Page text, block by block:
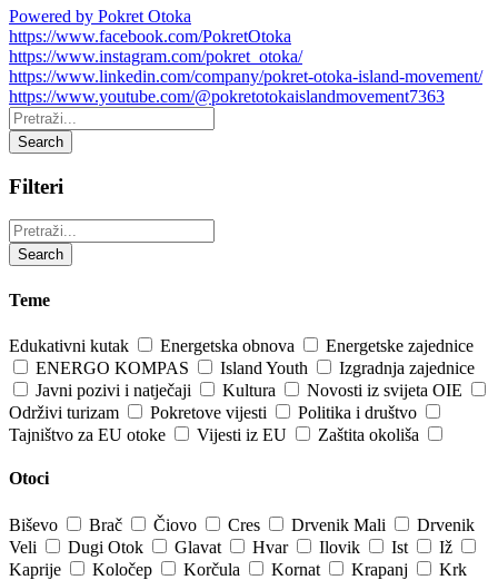
Powered by Pokret Otoka
https://www.facebook.com/PokretOtoka
https://www.instagram.com/pokret_otoka/
https://www.linkedin.com/company/pokret-otoka-island-movement/
https://www.youtube.com/@pokretotokaislandmovement7363
Pretraži:
Search
Filteri
Pretraži:
Search
Teme
Edukativni kutak Energetska obnova
Energetske zajednice
ENERGO KOMPAS
Island Youth
Izgradnja zajednice
Javni pozivi i natječaji
Kultura
Novosti iz svijeta OIE
Održivi turizam
Pokretove vijesti
Politika i društvo
Tajništvo za EU otoke
Vijesti iz EU Zaštita okoliša
Otoci
Biševo Brač Čiovo Cres Drvenik Mali
Drvenik
Veli
Dugi Otok Glavat Hvar Ilovik Ist
Iž
Kaprije
Koločep Korčula Kornat Krapanj
Krk